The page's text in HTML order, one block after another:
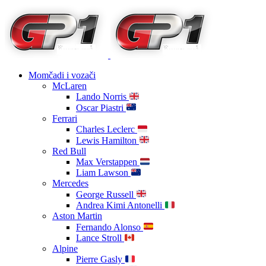
Momčadi i vozači
McLaren
Lando Norris
Oscar Piastri
Ferrari
Charles Leclerc
Lewis Hamilton
Red Bull
Max Verstappen
Liam Lawson
Mercedes
George Russell
Andrea Kimi Antonelli
Aston Martin
Fernando Alonso
Lance Stroll
Alpine
Pierre Gasly